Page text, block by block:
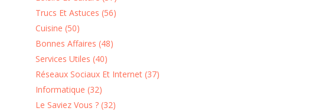
Trucs Et Astuces (56)
Cuisine (50)
Bonnes Affaires (48)
Services Utiles (40)
Réseaux Sociaux Et Internet (37)
Informatique (32)
Le Saviez Vous ? (32)